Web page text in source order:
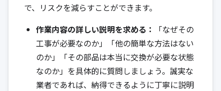
で、リスクを減らすことができます。
作業内容の詳しい説明を求める：
「なぜその
工事が必要なのか」「他の簡単な方法はない
のか」「その部品は本当に交換が必要な状態
なのか」を具体的に質問しましょう。誠実な
業者であれば、納得できるように丁寧に説明